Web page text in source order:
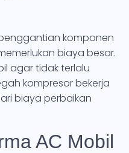
komponen
biaya besar.
agar tidak terlalu
kompresor bekerja
biaya perbaikan
AC Mobil